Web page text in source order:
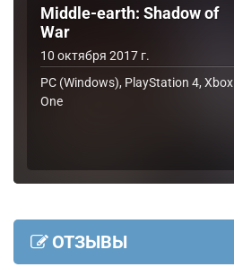
Middle-earth: Shadow of
War
10 октября 2017 г.
PC (Windows), PlayStation 4, Xbox
One
ОТЗЫВЫ